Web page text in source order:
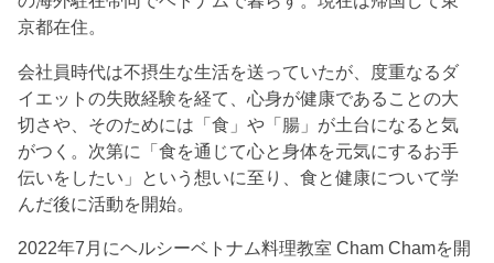
京都在住。
会社員時代は不摂生な生活を送っていたが、度重なるダ
イエットの失敗経験を経て、心身が健康であることの大
切さや、そのためには「食」や「腸」が土台になると気
がつく。次第に「食を通じて心と身体を元気にするお手
伝いをしたい」という想いに至り、食と健康について学
んだ後に活動を開始。
2022年7月にヘルシーベトナム料理教室 Cham Chamを開